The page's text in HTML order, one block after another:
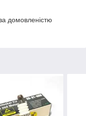
домовленістю